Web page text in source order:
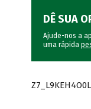
DÊ SUA
Ajude-nos a
uma rápida